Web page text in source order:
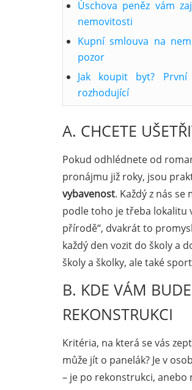
Úschova peněz vám
nemovitosti
Kupní smlouva na
pozor
Jak koupit byt?
rozhodující
A. CHCETE
Pokud odhlédnete od
pronájmu již roky, jsou
vybavenost. Každý z nás
podle toho je třeba lokalitu
přírodě“, dvakrát to
každý den vozit do školy a
školy a školky, ale také
B. KDE VÁM
REKONSTRUKCI
Kritéria, na která se vás
může jít o panelák? Je v
– je po rekonstrukci, anebo